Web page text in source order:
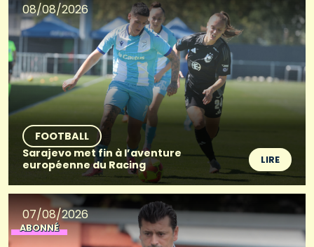
08/08/2026
FOOTBALL
Sarajevo met fin à l’aventure
européenne du Racing
LIRE
07/08/2026
ABONNÉ